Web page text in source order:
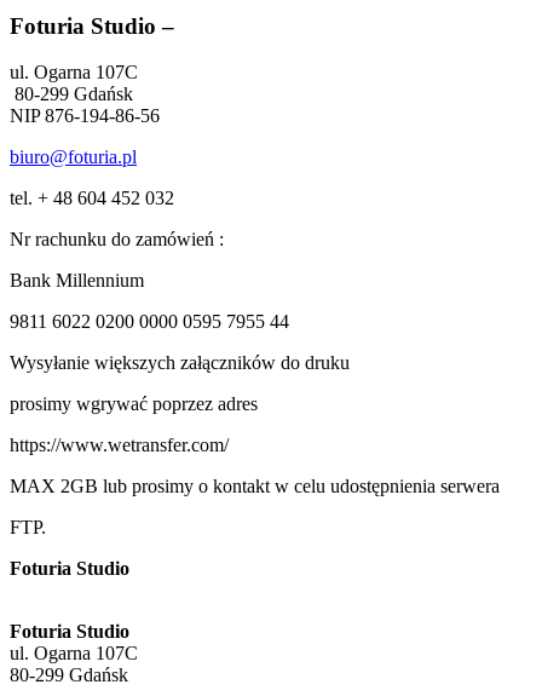
Foturia Studio –
ul. Ogarna 107C
80-299 Gdańsk
NIP 876-194-86-56
biuro@foturia.pl
tel. + 48 604 452 032
Nr rachunku do zamówień :
Bank Millennium
9811 6022 0200 0000 0595 7955 44
Wysyłanie większych załączników do druku
prosimy wgrywać poprzez adres
https://www.wetransfer.com/
MAX 2GB lub prosimy o kontakt w celu udostępnienia serwera
FTP.
Foturia Studio
Foturia Studio
ul. Ogarna 107C
80-299 Gdańsk